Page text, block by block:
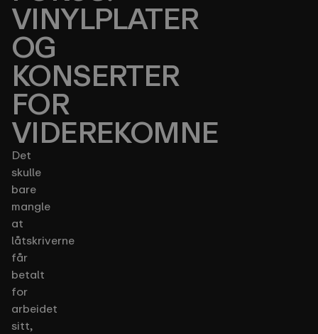
VINYLPLATER
OG
KONSERTER
FOR
VIDEREKOMNE
Det
skulle
bare
mangle
at
låtskriverne
får
betalt
for
arbeidet
sitt,